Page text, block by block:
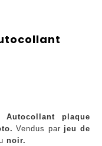
plaque
Vendus par jeu de
noir.